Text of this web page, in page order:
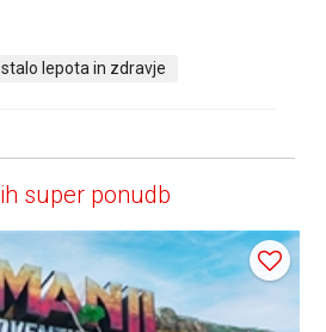
lepota in zdravje
super ponudb